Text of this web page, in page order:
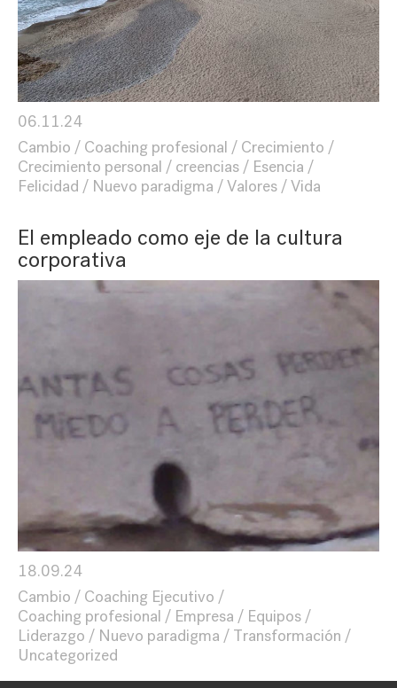
06.11.24
Cambio
Coaching profesional
Crecimiento
Crecimiento personal
creencias
Esencia
Felicidad
Nuevo paradigma Valores Vida
El empleado como eje de la cultura
corporativa
18.09.24
Cambio
Coaching Ejecutivo
Coaching profesional
Empresa
Equipos
Liderazgo
Nuevo paradigma
Transformación
Uncategorized